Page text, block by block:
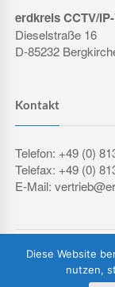
erdkreis CCTV/
Dieselstraße 16
D-85232
Kontakt
Telefon: +49 (0)
Telefax: +49 (0)
E-Mail:
Diese Website
nutzen,